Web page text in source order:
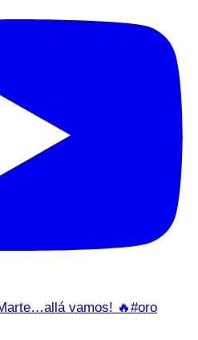
vamos! 🔥#oro